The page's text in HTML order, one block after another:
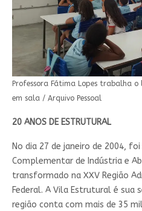
Professora Fátima Lopes trabalha o
em sala / Arquivo Pessoal
20 ANOS DE ESTRUTURAL
No dia 27 de janeiro de 2004,
Complementar de Indústria e
transformado na XXV Região
Federal. A Vila Estrutural é sua
região conta com mais de 35